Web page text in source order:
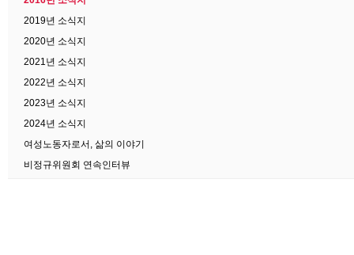
2019년 소식지
2020년 소식지
2021년 소식지
2022년 소식지
2023년 소식지
2024년 소식지
여성노동자로서, 삶의 이야기
비정규위원회 연속인터뷰